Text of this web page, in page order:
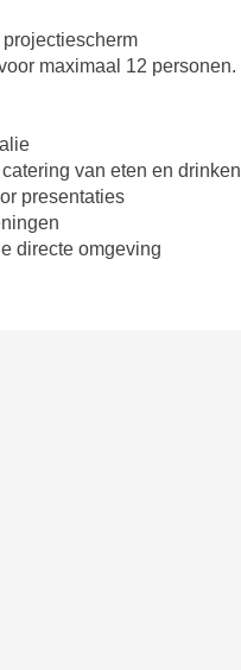
maximaal 12 personen.
van eten en drinken
presentaties
directe omgeving